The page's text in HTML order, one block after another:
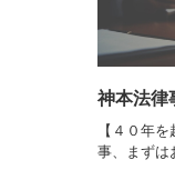
神本法律
【４０年
事、まずは